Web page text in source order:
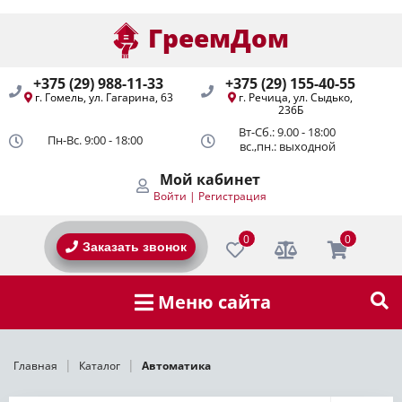
ГреемДом ГреемДом
+375 (29) 988-11-33
г. Гомель, ул. Гагарина, 63
+375 (29) 155-40-55
г. Речица, ул. Сыдько,
236Б
Пн-Вс. 9:00 - 18:00
Вт-Сб.: 9.00 - 18:00
вс.,пн.: выходной
Мой кабинет
Войти | Регистрация
Заказать звонок 0 0
Меню сайта
Главная | Каталог | Автоматика